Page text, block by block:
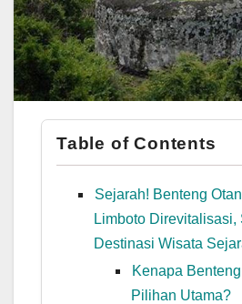
Table of Contents
Sejarah! Benteng
Limboto Direvitalisasi,
Destinasi Wisata
Kenapa
Pilihan Utama?